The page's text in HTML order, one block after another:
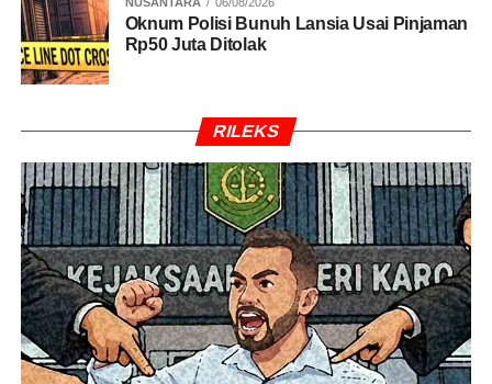
Oknum Polisi Bunuh Lansia Usai Pinjaman
Rp50 Juta Ditolak
RILEKS